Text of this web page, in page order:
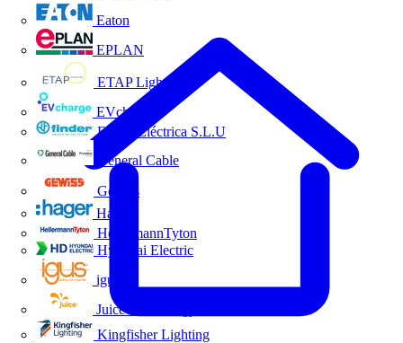
Eaton
EPLAN
ETAP Lighting
EVcharge
Finder Eléctrica S.L.U
General Cable
Gewiss
Hager
HellermannTyton
Hyundai Electric
igus
Juice Technology
Kingfisher Lighting